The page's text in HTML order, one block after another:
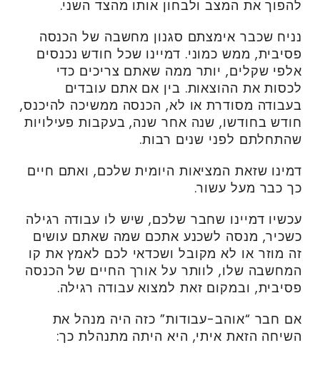
להפוך את המצב ולבחון אותו מהצד השני.
נניח שכבר אימצתם סגנון מחשבה של הכנסה
פסיבית, ממש כמוני. דמיינו שכל חודש נכנסים
אלפי שקלים, יותר ממה שאתם צריכים כדי
לכסות את ההוצאות. בין אם אתם עובדים
בעבודה מסודרת או לא, הכנסה ממשיכה להיכנס,
חודש בחודשו, שנה אחר שנה, בעקבות פעילויות
שהתחלתם לפני שנים רבות.
דמינו שזאת המציאות היומית שלכם, ואתם חיים
כך כבר מעל עשור.
עכשיו דמיינו שחבר שלכם, שיש לו עבודה רגילה
כשכיר, מנסה לשכנע אתכם שמה שאתם עושים
זה מוזר או לא מקובל ושכדאי לכם לאמץ את קו
המחשבה שלו, לוותר על אורך החיים של הכנסה
פסיבית, ובמקום זאת למצוא עבודה רגילה.
אם חבר “אוהב-עבודות” כזה היה מנהל את
השיחה הזאת איתי, היא היתה מתנהלת כך: